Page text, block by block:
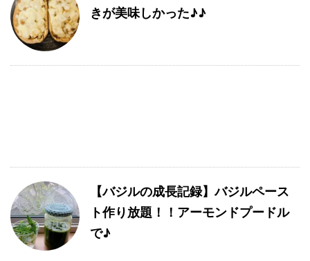
きが美味しかった♪♪
【バジルの成長記録】バジルペース
ト作り放題！！アーモンドプードル
で♪